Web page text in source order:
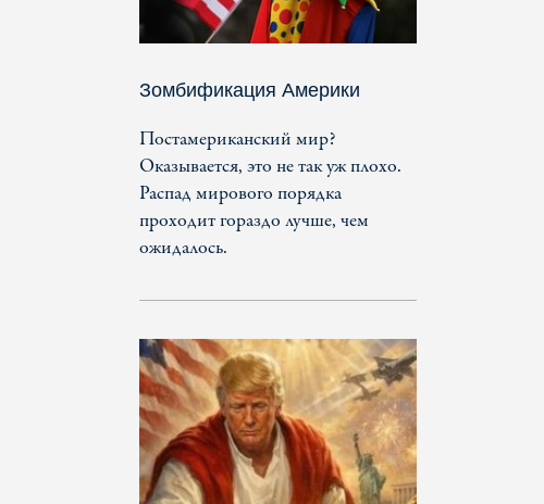
Зомбификация Америки
Постамериканский мир?
Оказывается, это не так уж плохо.
Распад мирового порядка
проходит гораздо лучше, чем
ожидалось.